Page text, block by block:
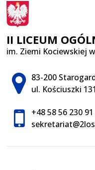
II LICEUM
im. Ziemi Kociewskiej
Adres pocztowy:
83-200
ul. Kościuszki 131
+48 58 56 230 91